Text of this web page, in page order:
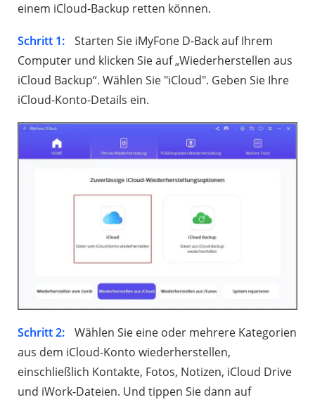
einem iCloud-Backup retten können.
Schritt 1:
Starten Sie iMyFone D-Back auf Ihrem
Computer und klicken Sie auf „Wiederherstellen aus
iCloud Backup“. Wählen Sie "iCloud". Geben Sie Ihre
iCloud-Konto-Details ein.
Schritt 2:
Wählen Sie eine oder mehrere Kategorien
aus dem iCloud-Konto wiederherstellen,
einschließlich Kontakte, Fotos, Notizen, iCloud Drive
und iWork-Dateien. Und tippen Sie dann auf